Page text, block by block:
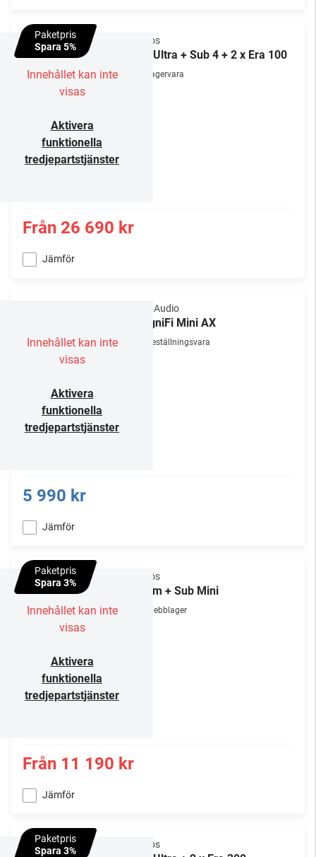
Paketpris
Spara 5%
Innehållet kan inte
visas
Aktivera
funktionella
tredjepartstjänster
Sonos
Arc Ultra + Sub 4 + 2 x Era 100
Lagervara
Från 26 690 kr
Jämför
Innehållet kan inte
visas
Aktivera
funktionella
tredjepartstjänster
Polk Audio
MagniFi Mini AX
Beställningsvara
5 990 kr
Jämför
Paketpris
Spara 3%
Innehållet kan inte
visas
Aktivera
funktionella
tredjepartstjänster
Sonos
Beam + Sub Mini
Webblager
Från 11 190 kr
Jämför
Paketpris
Spara 3%
Sonos